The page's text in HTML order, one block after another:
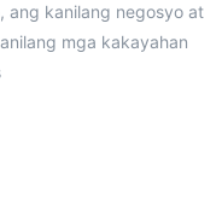
ang kanilang negosyo at
mga kakayahan